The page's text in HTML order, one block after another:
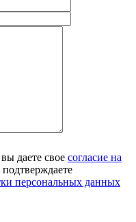
даете свое согласие на
подтверждаете
персональных данных